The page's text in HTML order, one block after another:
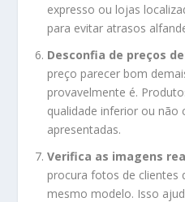
expresso ou lojas
para evitar atrasos
Desconfia de preços
preço parecer bom
provavelmente é.
qualidade inferior ou não
apresentadas.
Verifica as imagens
procura fotos de clientes
mesmo modelo. Isso